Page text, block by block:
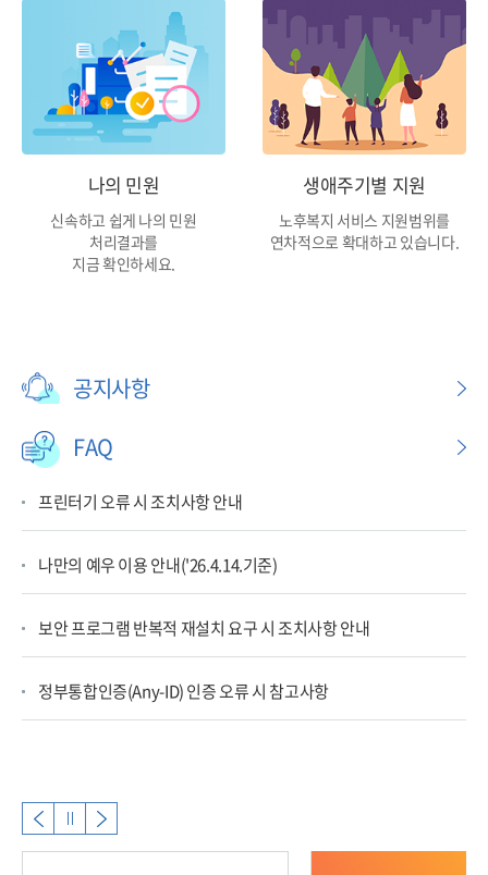
나의 민원
신속하고 쉽게 나의 민원
처리결과를
지금 확인하세요.
생애주기별 지원
노후복지 서비스 지원범위를
연차적으로 확대하고 있습니다.
공지사항
FAQ
프린터기 오류 시 조치사항 안내
나만의 예우 이용 안내('26.4.14.기준)
보안 프로그램 반복적 재설치 요구 시 조치사항 안내
정부통합인증(Any-ID) 인증 오류 시 참고사항